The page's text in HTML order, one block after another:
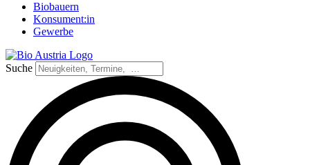
Biobauern
Konsument:in
Gewerbe
Suche